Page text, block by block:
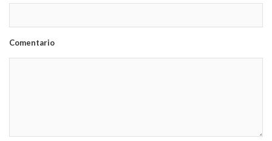
Comentario